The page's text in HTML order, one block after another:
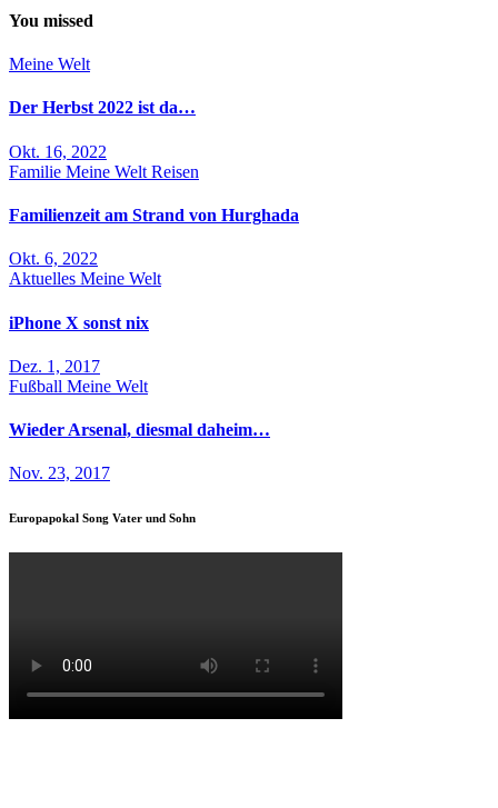
You missed
Meine Welt
Der Herbst 2022 ist da…
Okt. 16, 2022
Familie Meine Welt Reisen
Familienzeit am Strand von Hurghada
Okt. 6, 2022
Aktuelles Meine Welt
iPhone X sonst nix
Dez. 1, 2017
Fußball Meine Welt
Wieder Arsenal, diesmal daheim…
Nov. 23, 2017
Europapokal Song Vater und Sohn